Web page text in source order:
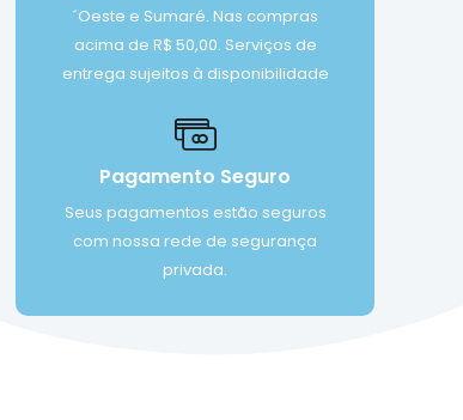
´Oeste e Sumaré. Nas compras
acima de R$ 50,00. Serviços de
entrega sujeitos à disponibilidade
Pagamento Seguro
Seus pagamentos estão seguros
com nossa rede de segurança
privada.